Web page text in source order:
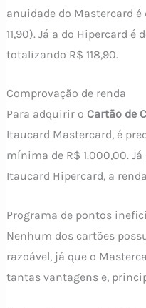
anuidade do Mastercard é
11,90). Já a do Hipercard é
totalizando R$ 118,90.
Comprovação de renda
Para adquirir o Cartão de
Itaucard Mastercard, é
mínima de R$ 1.000,00.
Itaucard Hipercard, a
Programa de pontos
Nenhum dos cartões
razoável, já que o
tantas vantagens e,